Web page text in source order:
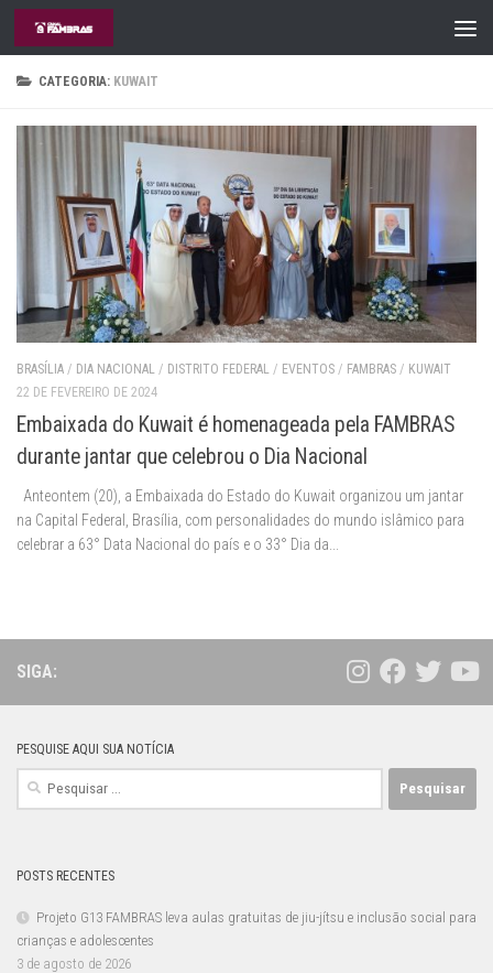
Skip to content
CATEGORIA: KUWAIT
BRASÍLIA / DIA NACIONAL / DISTRITO FEDERAL / EVENTOS / FAMBRAS / KUWAIT
22 DE FEVEREIRO DE 2024
Embaixada do Kuwait é homenageada pela FAMBRAS
durante jantar que celebrou o Dia Nacional
Anteontem (20), a Embaixada do Estado do Kuwait organizou um jantar
na Capital Federal, Brasília, com personalidades do mundo islâmico para
celebrar a 63° Data Nacional do país e o 33° Dia da...
SIGA:
PESQUISE AQUI SUA NOTÍCIA
Pesquisar
POSTS RECENTES
Projeto G13 FAMBRAS leva aulas gratuitas de jiu-jítsu e inclusão social para
crianças e adolescentes
3 de agosto de 2026